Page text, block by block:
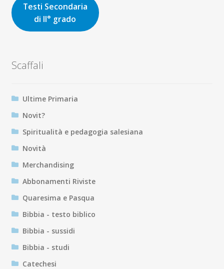
Testi Secondaria
di II° grado
Scaffali
Ultime Primaria
Novit?
Spiritualità e pedagogia salesiana
Novità
Merchandising
Abbonamenti Riviste
Quaresima e Pasqua
Bibbia - testo biblico
Bibbia - sussidi
Bibbia - studi
Catechesi